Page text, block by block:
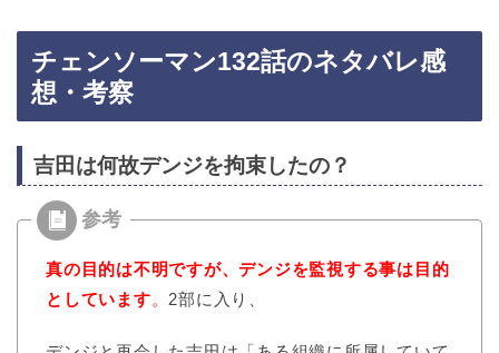
チェンソーマン132話のネタバレ感
想・考察
吉田は何故デンジを拘束したの？
真の目的は不明ですが、デンジを監視する事は目的
としています。 2部に入り、